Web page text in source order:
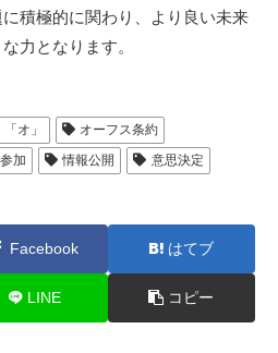
積極的に関わり、より良い未来
力となります。
「オ」
オーフス条約
加 情報公開
意思決定
Facebook はてブ
LINE コピー